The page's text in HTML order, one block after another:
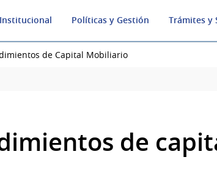
Institucional Políticas y Gestión Trámites y
de Capital Mobiliario
de